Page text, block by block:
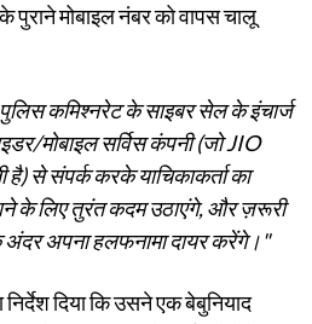
पुराने मोबाइल नंबर को वापस चालू
कमिश्नरेट के साइबर सेल के इंचार्ज
मोबाइल सर्विस कंपनी (जो JIO
है) से संपर्क करके याचिकाकर्ता का
के लिए तुरंत कदम उठाएंगे, और ज़रूरी
अपना हलफनामा दायर करेंगे।"
निर्देश दिया कि उसने एक बेबुनियाद